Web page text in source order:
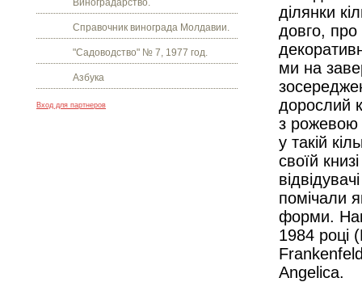
Виноградарство.
Справочник винограда Молдавии.
"Садоводство" № 7, 1977 год.
Азбука
Вход для партнеров
ділянки
довго, про
ми на
дорослий
з рожевою
у такій
своїй
помічали
форми.
1984 році
Angelica.